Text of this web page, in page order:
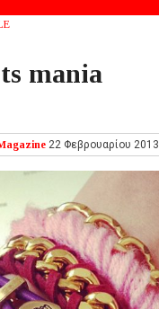
mania
22 Φεβρουαρίου 2013